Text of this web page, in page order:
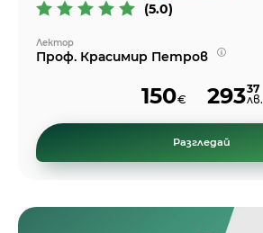
(5.0)
Лектор
Проф. Красимир Петров
Разгледай
29337
лв.
150€